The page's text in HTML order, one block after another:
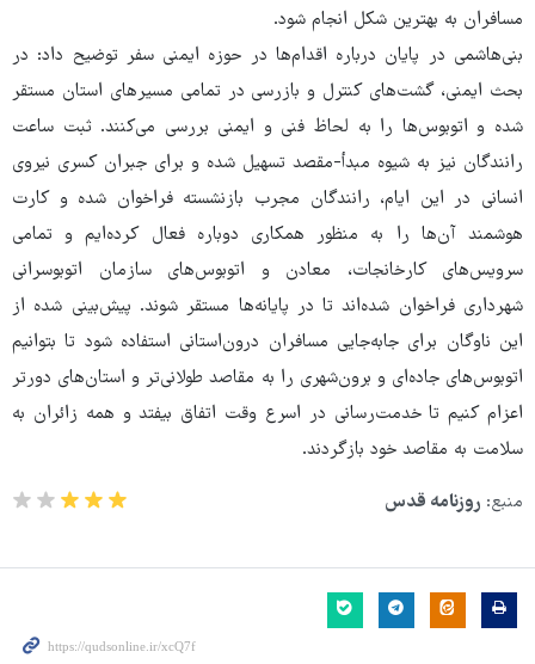
مسافران به بهترین شکل انجام شود.
بنی‌هاشمی در پایان درباره اقدام‌ها در حوزه ایمنی سفر توضیح داد: در
بحث ایمنی، گشت‌های کنترل و بازرسی در تمامی مسیرهای استان مستقر
شده و اتوبوس‌ها را به لحاظ فنی و ایمنی بررسی می‌کنند. ثبت ساعت
رانندگان نیز به شیوه مبدأ-مقصد تسهیل شده و برای جبران کسری نیروی
انسانی در این ایام، رانندگان مجرب بازنشسته فراخوان شده و کارت
هوشمند آن‌ها را به منظور همکاری دوباره فعال کرده‌ایم و تمامی
سرویس‌های کارخانجات، معادن و اتوبوس‌های سازمان اتوبوسرانی
شهرداری فراخوان شده‌اند تا در پایانه‌ها مستقر شوند. پیش‌بینی شده از
این ناوگان برای جابه‌جایی مسافران درون‌استانی استفاده شود تا بتوانیم
اتوبوس‌های جاده‌ای و برون‌شهری را به مقاصد طولانی‌تر و استان‌های دورتر
اعزام کنیم تا خدمت‌رسانی در اسرع وقت اتفاق بیفتد و همه زائران به
سلامت به مقاصد خود بازگردند.
منبع: روزنامه قدس